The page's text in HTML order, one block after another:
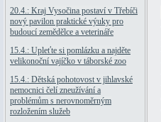
20.4.: Kraj Vysočina postaví v Třebíči
nový pavilon praktické výuky pro
budoucí zemědělce a veterináře
15.4.: Upleťte si pomlázku a najděte
velikonoční vajíčko v táborské zoo
15.4.: Dětská pohotovost v jihlavské
nemocnici čelí zneužívání a
problémům s nerovnoměrným
rozložením služeb